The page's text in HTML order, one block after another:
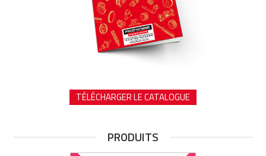
TÉLÉCHARGER LE CATALOGUE
PRODUITS